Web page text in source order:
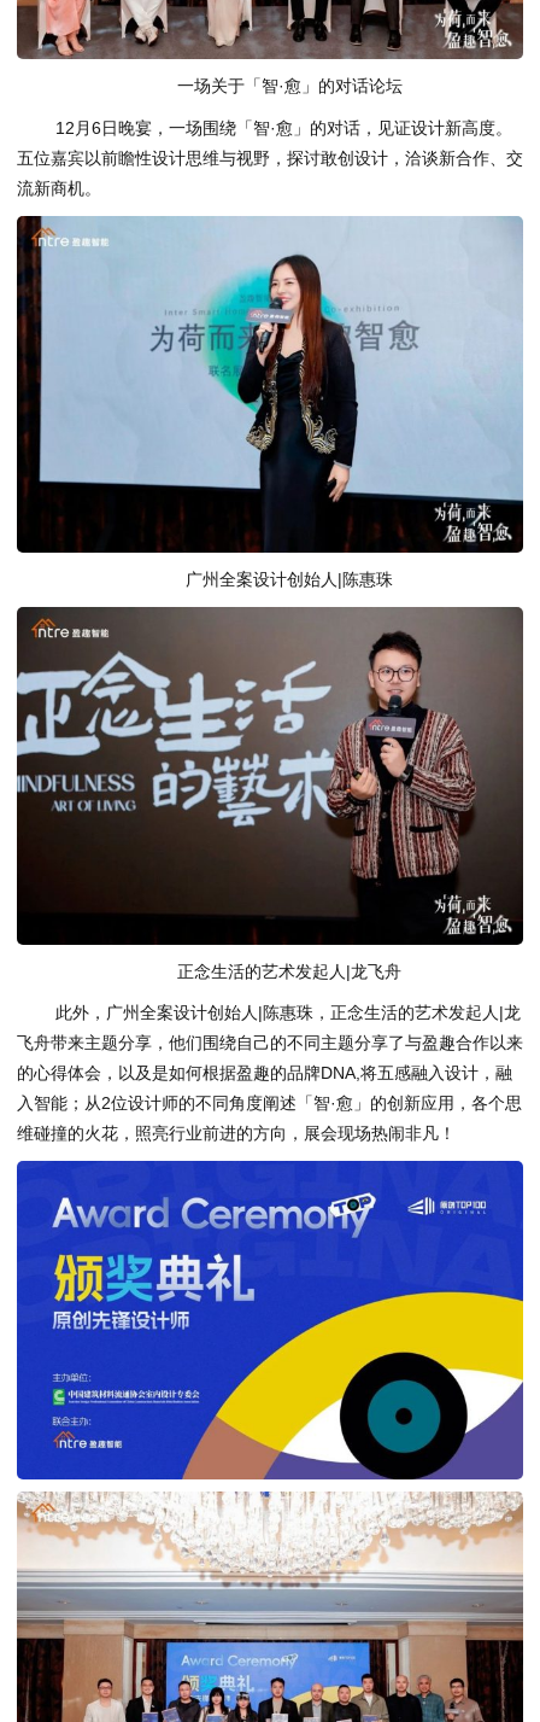
一场关于「智·愈」的对话论坛
12月6日晚宴，一场围绕「智·愈」的对话，见证设计新高度。
五位嘉宾以前瞻性设计思维与视野，探讨敢创设计，洽谈新合作、交
流新商机。
广州全案设计创始人|陈惠珠
正念生活的艺术发起人|龙飞舟
此外，广州全案设计创始人|陈惠珠，正念生活的艺术发起人|龙
飞舟带来主题分享，他们围绕自己的不同主题分享了与盈趣合作以来
的心得体会，以及是如何根据盈趣的品牌DNA,将五感融入设计，融
入智能；从2位设计师的不同角度阐述「智·愈」的创新应用，各个思
维碰撞的火花，照亮行业前进的方向，展会现场热闹非凡！